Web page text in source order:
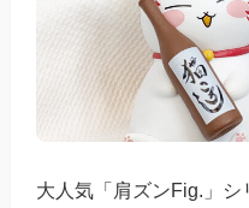
大人気「肩ズンFig.」シ